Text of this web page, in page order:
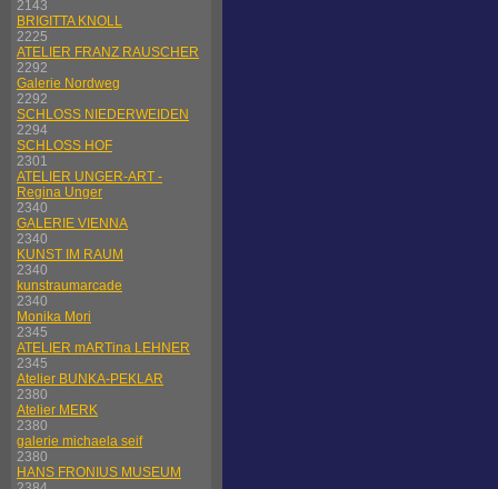
2143
BRIGITTA KNOLL
2225
ATELIER FRANZ RAUSCHER
2292
Galerie Nordweg
2292
SCHLOSS NIEDERWEIDEN
2294
SCHLOSS HOF
2301
ATELIER UNGER-ART -
Regina Unger
2340
GALERIE VIENNA
2340
KUNST IM RAUM
2340
kunstraumarcade
2340
Monika Mori
2345
ATELIER mARTina LEHNER
2345
Atelier BUNKA-PEKLAR
2380
Atelier MERK
2380
galerie michaela seif
2380
HANS FRONIUS MUSEUM